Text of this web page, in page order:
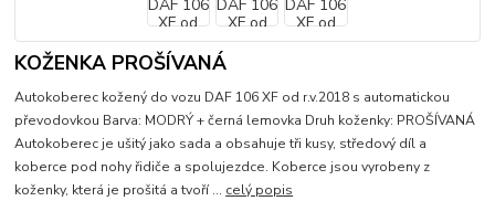
KOŽENKA PROŠÍVANÁ
Autokoberec kožený do vozu DAF 106 XF od r.v.2018 s automatickou
převodovkou Barva: MODRÝ + černá lemovka Druh koženky: PROŠÍVANÁ
Autokoberec je ušitý jako sada a obsahuje tři kusy, středový díl a
koberce pod nohy řidiče a spolujezdce. Koberce jsou vyrobeny z
koženky, která je prošitá a tvoří ... celý popis